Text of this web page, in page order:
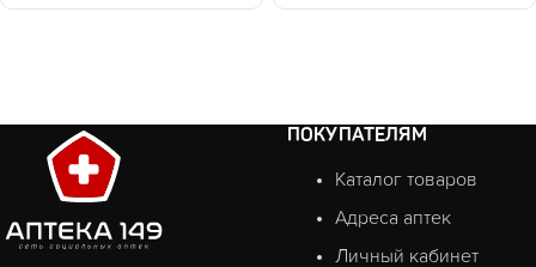
ПОКУПАТЕЛЯМ
Каталог товаров
Адреса аптек
Личный кабинет